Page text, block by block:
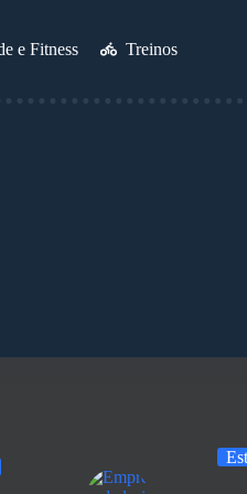
e Fitness Treinos